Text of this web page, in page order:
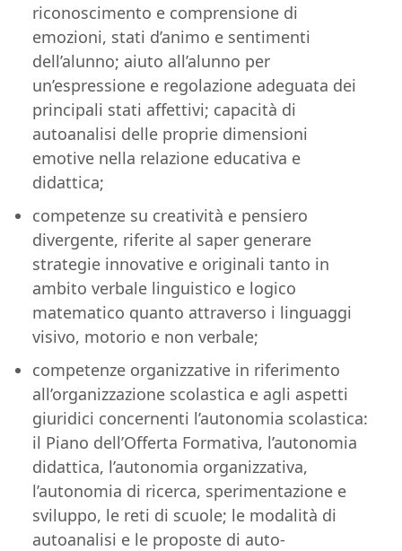
riconoscimento e comprensione di
emozioni, stati d’animo e sentimenti
dell’alunno; aiuto all’alunno per
un’espressione e regolazione adeguata dei
principali stati affettivi; capacità di
autoanalisi delle proprie dimensioni
emotive nella relazione educativa e
didattica;
competenze su creatività e pensiero
divergente, riferite al saper generare
strategie innovative e originali tanto in
ambito verbale linguistico e logico
matematico quanto attraverso i linguaggi
visivo, motorio e non verbale;
competenze organizzative in riferimento
all’organizzazione scolastica e agli aspetti
giuridici concernenti l’autonomia scolastica:
il Piano dell’Offerta Formativa, l’autonomia
didattica, l’autonomia organizzativa,
l’autonomia di ricerca, sperimentazione e
sviluppo, le reti di scuole; le modalità di
autoanalisi e le proposte di auto-